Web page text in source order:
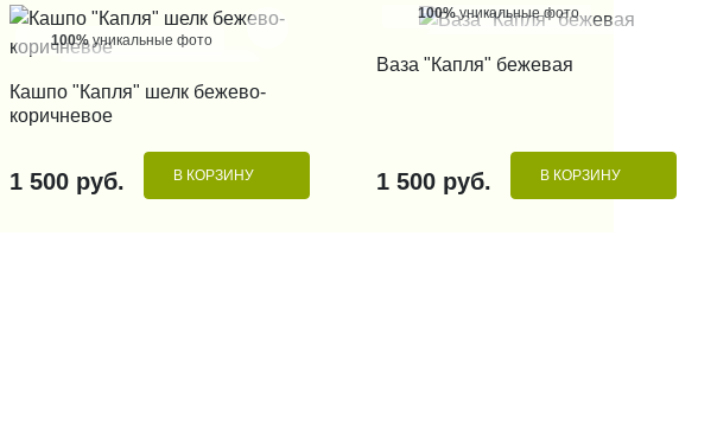
100%уникальные фото
КУПИТЬ В 1 КЛИК
Кашпо "Капля" шелк бежево-
коричневое
1 500 руб. В КОРЗИНУ
100%уникальные фото
Ваза "Капля" бежевая
1 500 руб. В КОРЗИНУ